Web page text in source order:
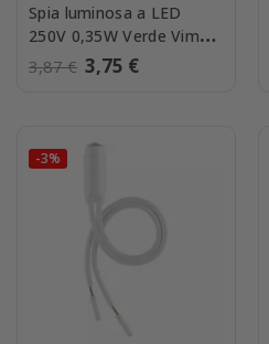
Spia luminosa a LED
250V 0,35W Verde Vimar
00936.250.G
3,87 € 3,75 €
-3%